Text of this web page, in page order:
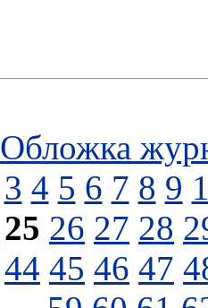
Обложка
3 4 5 6 7 8 9
25 26 27 28
44 45 46 47